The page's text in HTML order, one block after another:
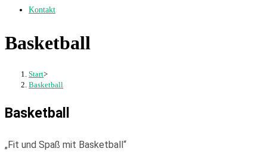
Kontakt
Basketball
Start>
Basketball
Basketball
„Fit und Spaß mit Basketball“